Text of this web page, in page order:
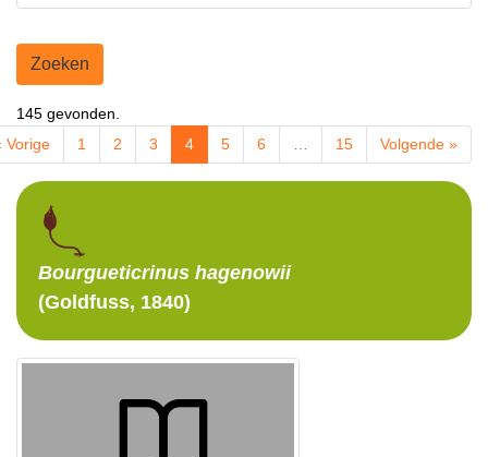
Zoeken
145 gevonden.
Vorige
1 2 3 4 5 6 15 Volgende »
Bourgueticrinus hagenowii
(Goldfuss, 1840)